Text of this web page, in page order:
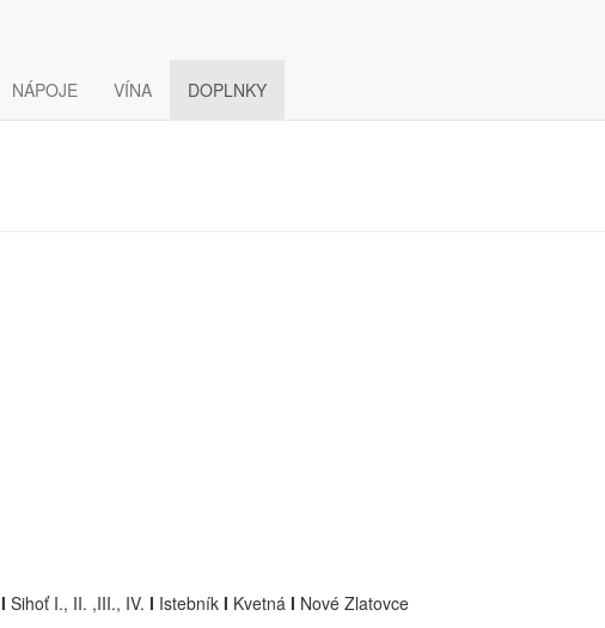
NÁPOJE VÍNA DOPLNKY
I Sihoť I., II. ,III., IV. I Istebník I Kvetná I Nové Zlatovce